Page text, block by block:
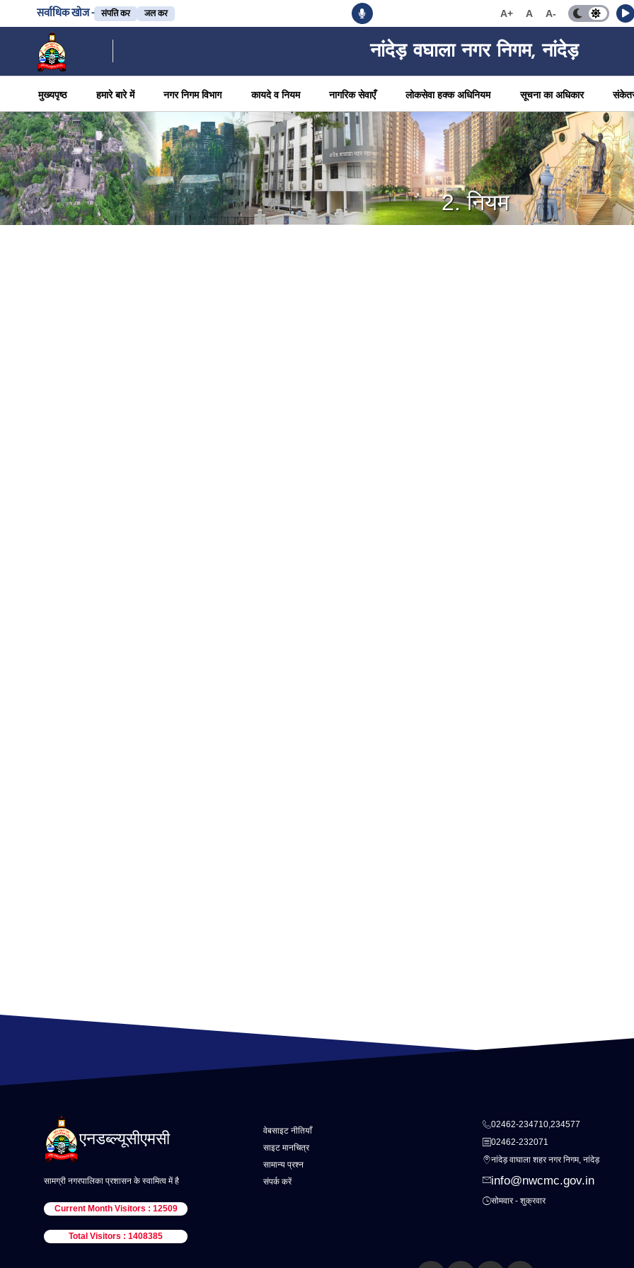
सर्वाधिक खोज - संपत्ति कर जल कर A+ A A-
नांदेड़ वघाला नगर निगम, नांदेड़
मुख्यपृष्ठ हमारे बारे में नगर निगम विभाग कायदे व नियम नागरिक सेवाएँ लोकसेवा हक्क अधिनियम सूचना का अधिकार
2. नियम
एनडब्ल्यूसीएमसी
सामग्री नगरपालिका प्रशासन के स्वामित्व में है
Current Month Visitors : 12509
Total Visitors : 1408385
वेबसाइट नीतियाँ
साइट मानचित्र
सामान्य प्रश्न
संपर्क करें
02462-234710,234577
02462-232071
नांदेड़ वाघाला शहर नगर निगम, नांदेड़
info@nwcmc.gov.in
सोमवार - शुक्रवार